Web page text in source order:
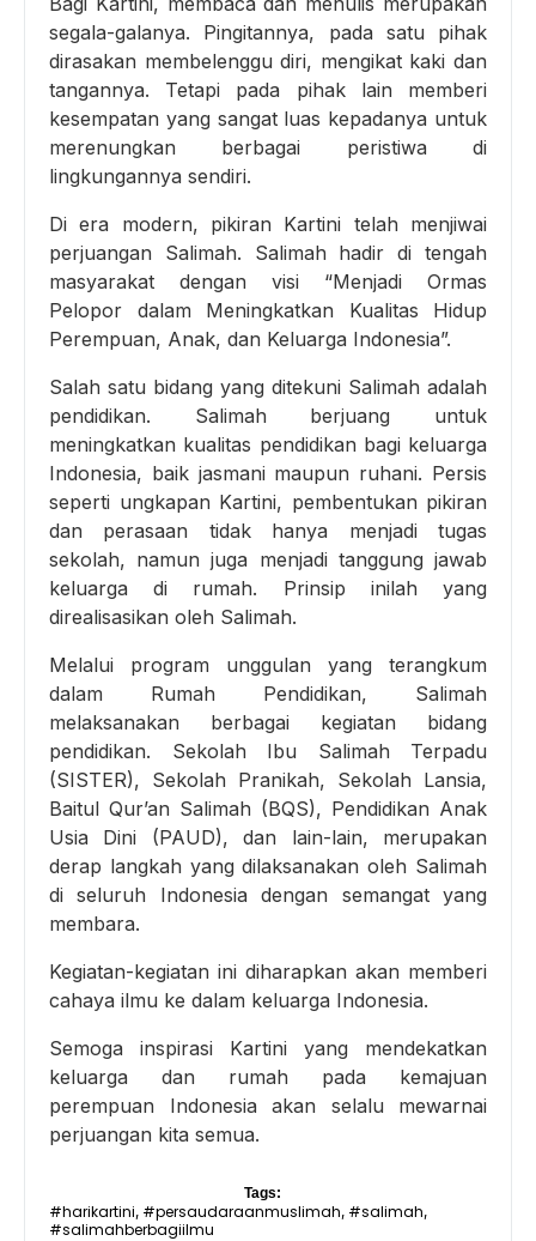
segala-galanya. Pingitannya, pada satu pihak
dirasakan membelenggu diri, mengikat kaki dan
tangannya. Tetapi pada pihak lain memberi
kesempatan yang sangat luas kepadanya untuk
merenungkan berbagai peristiwa di
lingkungannya sendiri.
Di era modern, pikiran Kartini telah menjiwai
perjuangan Salimah. Salimah hadir di tengah
masyarakat dengan visi “Menjadi Ormas
Pelopor dalam Meningkatkan Kualitas Hidup
Perempuan, Anak, dan Keluarga Indonesia”.
Salah satu bidang yang ditekuni Salimah adalah
pendidikan. Salimah berjuang untuk
meningkatkan kualitas pendidikan bagi keluarga
Indonesia, baik jasmani maupun ruhani. Persis
seperti ungkapan Kartini, pembentukan pikiran
dan perasaan tidak hanya menjadi tugas
sekolah, namun juga menjadi tanggung jawab
keluarga di rumah. Prinsip inilah yang
direalisasikan oleh Salimah.
Melalui program unggulan yang terangkum
dalam Rumah Pendidikan, Salimah
melaksanakan berbagai kegiatan bidang
pendidikan. Sekolah Ibu Salimah Terpadu
(SISTER), Sekolah Pranikah, Sekolah Lansia,
Baitul Qur’an Salimah (BQS), Pendidikan Anak
Usia Dini (PAUD), dan lain-lain, merupakan
derap langkah yang dilaksanakan oleh Salimah
di seluruh Indonesia dengan semangat yang
membara.
Kegiatan-kegiatan ini diharapkan akan memberi
cahaya ilmu ke dalam keluarga Indonesia.
Semoga inspirasi Kartini yang mendekatkan
keluarga dan rumah pada kemajuan
perempuan Indonesia akan selalu mewarnai
perjuangan kita semua.
Tags:
#harikartini, #persaudaraanmuslimah, #salimah,
#salimahberbagiilmu